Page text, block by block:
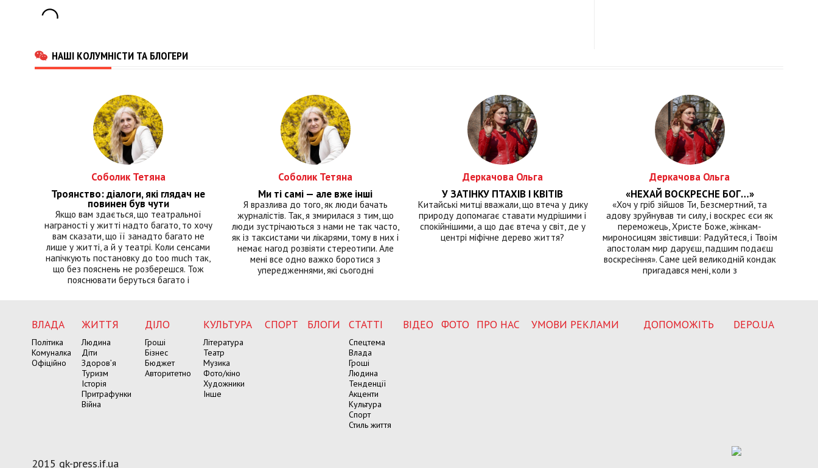
НАШІ КОЛУМНІСТИ ТА БЛОГЕРИ
Соболик Тетяна
Троянство: діалоги, які глядач не
повинен був чути
Якщо вам здається, що театральної
награності у житті надто багато, то хочу
вам сказати, що її занадто багато не
лише у житті, а й у театрі. Коли сенсами
напічкують постановку до too much так,
що без пояснень не розберешся. Тож
пояснювати беруться багато і
Соболик Тетяна
Ми ті самі — але вже інші
Я вразлива до того, як люди бачать
журналістів. Так, я змирилася з тим, що
люди зустрічаються з нами не так часто,
як із таксистами чи лікарями, тому в них і
немає нагод розвіяти стереотипи. Але
мені все одно важко боротися з
упередженнями, які сьогодні
Деркачова Ольга
У ЗАТІНКУ ПТАХІВ І КВІТІВ
Китайські митці вважали, що втеча у дику
природу допомагає ставати мудрішими і
спокійнішими, а що дає втеча у світ, де у
центрі міфічне дерево життя?
Деркачова Ольга
«НЕХАЙ ВОСКРЕСНЕ БОГ…»
«Хоч у гріб зійшов Ти, Безсмертний, та
адову зруйнував ти силу, і воскрес єси як
переможець, Христе Боже, жінкам-
мироносицям звістивши: Радуйтеся, і Твоїм
апостолам мир даруєш, падшим подаєш
воскресіння». Саме цей великодній кондак
пригадався мені, коли з
ВЛАДА
Політика
Комуналка
Офіційно
ЖИТТЯ
Людина
Діти
Здоров’я
Туризм
Історія
Притрафунки
Війна
ДІЛО
Гроші
Бізнес
Бюджет
Авторитетно
КУЛЬТУРА
Література
Театр
Музика
Фото/кіно
Художники
Інше
СПОРТ БЛОГИ СТАТТІ
Спецтема
Влада
Гроші
Людина
Тенденції
Акценти
Культура
Спорт
Стиль життя
ВІДЕО ФОТО ПРО НАС УМОВИ РЕКЛАМИ ДОПОМОЖІТЬ DEPO.UA
2015 gk-press.if.ua